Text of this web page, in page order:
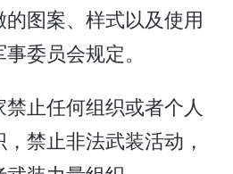
图案、样式以及使用
委员会规定。
止任何组织或者个人
禁止非法武装活动，